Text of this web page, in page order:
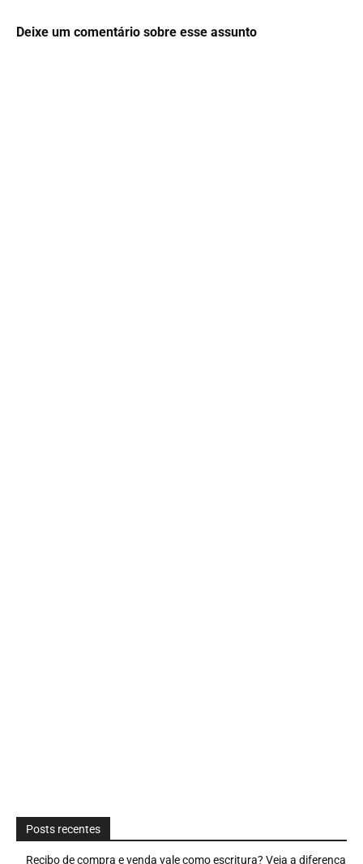
Deixe um comentário sobre esse assunto
Posts recentes
Recibo de compra e venda vale como escritura? Veja a diferença